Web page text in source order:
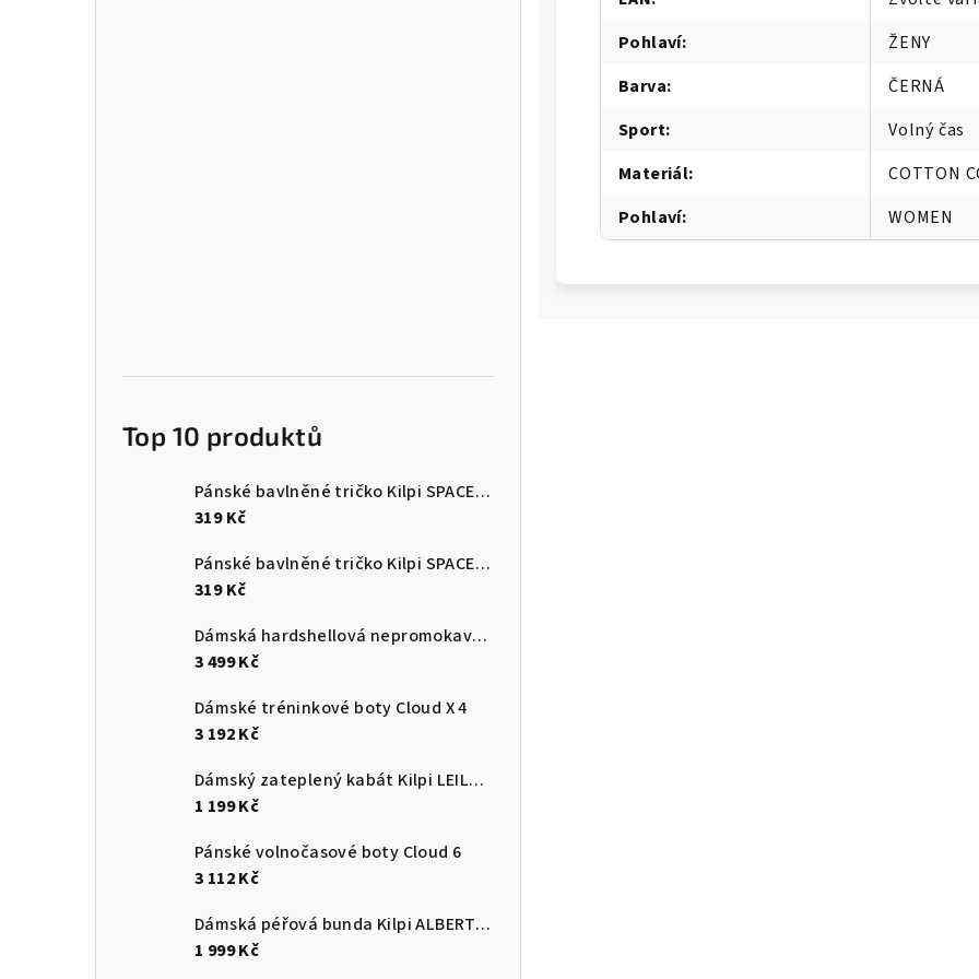
Top 10 produktů
Pánské bavlněné tričko Kilpi SPACER-M
319 Kč
Pánské bavlněné tričko Kilpi SPACER-M
319 Kč
Dámská hardshellová nepromokavá bunda Kilpi MAMBA-W
3 499 Kč
Dámské tréninkové boty Cloud X 4
3 192 Kč
Dámský zateplený kabát Kilpi LEILA-W
1 199 Kč
Pánské volnočasové boty Cloud 6
3 112 Kč
Dámská péřová bunda Kilpi ALBERTA-W
1 999 Kč
Pohlaví:
ŽENY
Barva:
ČERNÁ
Sport:
Volný čas
Materiál:
COTTON
Pohlaví: WOMEN